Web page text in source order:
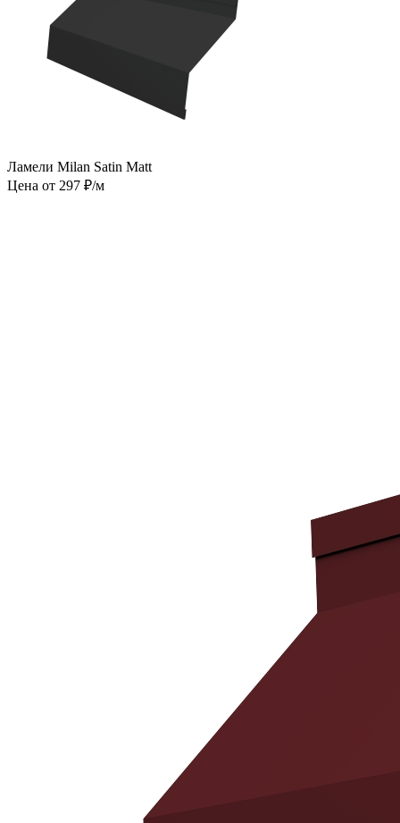
Ламели Milan Satin Matt
Цена от 297 ₽/м